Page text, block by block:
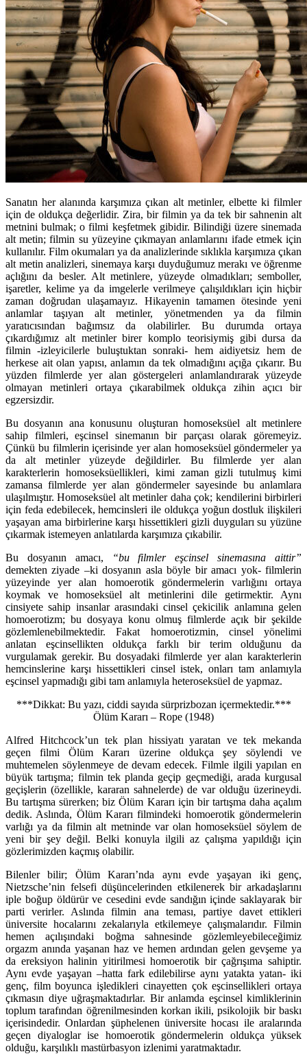
Sanatın her alanında karşımıza çıkan alt metinler, elbette ki filmler
için de oldukça değerlidir. Zira, bir filmin ya da tek bir sahnenin alt
metnini bulmak; o filmi keşfetmek gibidir. Bilindiği üzere sinemada
alt metin; filmin su yüzeyine çıkmayan anlamlarını ifade etmek için
kullanılır. Film okumaları ya da analizlerinde sıklıkla karşımıza çıkan
alt metin analizleri, sinemaya karşı duyduğumuz merakı ve öğrenme
açlığını da besler. Alt metinlere, yüzeyde olmadıkları; semboller,
işaretler, kelime ya da imgelerle verilmeye çalışıldıkları için hiçbir
zaman doğrudan ulaşamayız. Hikayenin tamamen ötesinde yeni
anlamlar taşıyan alt metinler, yönetmenden ya da filmin
yaratıcısından bağımsız da olabilirler. Bu durumda ortaya
çıkardığımız alt metinler birer komplo teorisiymiş gibi dursa da
filmin -izleyicilerle buluştuktan sonraki- hem aidiyetsiz hem de
herkese ait olan yapısı, anlamın da tek olmadığını açığa çıkarır. Bu
yüzden filmlerde yer alan göstergeleri anlamlandırarak yüzeyde
olmayan metinleri ortaya çıkarabilmek oldukça zihin açıcı bir
egzersizdir.
Bu dosyanın ana konusunu oluşturan homoseksüel alt metinlere
sahip filmleri, eşcinsel sinemanın bir parçası olarak göremeyiz.
Çünkü bu filmlerin içerisinde yer alan homoseksüel göndermeler ya
da alt metinler yüzeyde değildirler. Bu filmlerde yer alan
karakterlerin homoseksüellikleri, kimi zaman gizli tutulmuş kimi
zamansa filmlerde yer alan göndermeler sayesinde bu anlamlara
ulaşılmıştır. Homoseksüel alt metinler daha çok; kendilerini birbirleri
için feda edebilecek, hemcinsleri ile oldukça yoğun dostluk ilişkileri
yaşayan ama birbirlerine karşı hissettikleri gizli duyguları su yüzüne
çıkarmak istemeyen anlatılarda karşımıza çıkabilir.
Bu dosyanın amacı,
“bu filmler eşcinsel sinemasına aittir”
demekten ziyade –ki dosyanın asla böyle bir amacı yok- filmlerin
yüzeyinde yer alan homoerotik göndermelerin varlığını ortaya
koymak ve homoseksüel alt metinlerini dile getirmektir. Aynı
cinsiyete sahip insanlar arasındaki cinsel çekicilik anlamına gelen
homoerotizm; bu dosyaya konu olmuş filmlerde açık bir şekilde
gözlemlenebilmektedir. Fakat homoerotizmin, cinsel yönelimi
anlatan eşcinsellikten oldukça farklı bir terim olduğunu da
vurgulamak gerekir. Bu dosyadaki filmlerde yer alan karakterlerin
hemcinslerine karşı hissettikleri cinsel istek, onları tam anlamıyla
eşcinsel yapmadığı gibi tam anlamıyla heteroseksüel de yapmaz.
***Dikkat: Bu yazı, ciddi sayıda sürprizbozan içermektedir.***
Ölüm Kararı – Rope (1948)
Alfred Hitchcock’un tek plan hissiyatı yaratan ve tek mekanda
geçen filmi Ölüm Kararı üzerine oldukça şey söylendi ve
muhtemelen söylenmeye de devam edecek. Filmle ilgili yapılan en
büyük tartışma; filmin tek planda geçip geçmediği, arada kurgusal
geçişlerin (özellikle, kararan sahnelerde) de var olduğu üzerineydi.
Bu tartışma sürerken; biz Ölüm Kararı için bir tartışma daha açalım
dedik. Aslında, Ölüm Kararı filmindeki homoerotik göndermelerin
varlığı ya da filmin alt metninde var olan homoseksüel söylem de
yeni bir şey değil. Belki konuyla ilgili az çalışma yapıldığı için
gözlerimizden kaçmış olabilir.
Bilenler bilir; Ölüm Kararı’nda aynı evde yaşayan iki genç,
Nietzsche’nin felsefi düşüncelerinden etkilenerek bir arkadaşlarını
iple boğup öldürür ve cesedini evde sandığın içinde saklayarak bir
parti verirler. Aslında filmin ana teması, partiye davet ettikleri
üniversite hocalarını zekalarıyla etkilemeye çalışmalarıdır. Filmin
hemen açılışındaki boğma sahnesinde gözlemleyebileceğimiz
orgazm anında yaşanan haz ve hemen ardından gelen gevşeme ya
da ereksiyon halinin yitirilmesi homoerotik bir çağrışıma sahiptir.
Aynı evde yaşayan –hatta fark edilebilirse aynı yatakta yatan- iki
genç, film boyunca işledikleri cinayetten çok eşcinsellikleri ortaya
çıkmasın diye uğraşmaktadırlar. Bir anlamda eşcinsel kimliklerinin
toplum tarafından öğrenilmesinden korkan ikili, psikolojik bir baskı
içerisindedir. Onlardan şüphelenen üniversite hocası ile aralarında
geçen diyaloglar ise homoerotik göndermelerin oldukça yüksek
olduğu, karşılıklı mastürbasyon izlenimi yaratmaktadır.